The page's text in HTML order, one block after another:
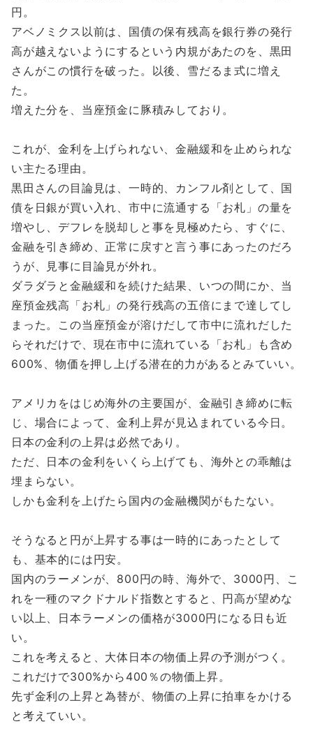
円。
アベノミクス以前は、国債の保有残高を銀行券の発行
高が越えないようにするという内規があたのを、黒田
さんがこの慣行を破った。以後、雪だるま式に増え
た。
増えた分を、当座預金に豚積みしており。
これが、金利を上げられない、金融緩和を止められな
い主たる理由。
黒田さんの目論見は、一時的、カンフル剤として、国
債を日銀が買い入れ、市中に流通する「お札」の量を
増やし、デフレを脱却しと事を見極めたら、すぐに、
金融を引き締め、正常に戻すと言う事にあったのだろ
うが、見事に目論見が外れ。
ダラダラと金融緩和を続けた結果、いつの間にか、当
座預金残高「お札」の発行残高の五倍にまで達してし
まった。この当座預金が溶けだして市中に流れだした
らそれだけで、現在市中に流れている「お札」も含め
600%、物価を押し上げる潜在的力があるとみていい。
アメリカをはじめ海外の主要国が、金融引き締めに転
じ、場合によって、金利上昇が見込まれている今日。
日本の金利の上昇は必然であり。
ただ、日本の金利をいくら上げても、海外との乖離は
埋まらない。
しかも金利を上げたら国内の金融機関がもたない。
そうなると円が上昇する事は一時的にあったとして
も、基本的には円安。
国内のラーメンが、800円の時、海外で、3000円、こ
れを一種のマクドナルド指数とすると、円高が望めな
い以上、日本ラーメンの価格が3000円になる日も近
い。
これを考えると、大体日本の物価上昇の予測がつく。
これだけで300%から400％の物価上昇。
先ず金利の上昇と為替が、物価の上昇に拍車をかける
と考えていい。